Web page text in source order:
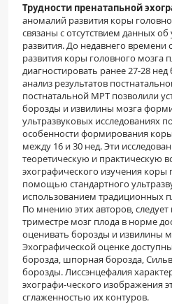
Трудности пренатапьной
аномалий развития коры
связаны с отсутствием данных об
развития. До недавнего времени
развития коры головного мозга
диагностировать ранее 27-28
анализ результатов
постнатальной МРТ позволили
борозды и извилины мозга
ультразвуковых исследованиях
особенности формирования
между 16 и 30 нед. Эти
теоретическую и практическую
эхографического изучения коры
помощью стандартного
использованием традиционных
По мнению этих авторов,
триместре мозг плода в норме
оценивать борозды и извилины
Эхографической оценке
борозда, шпорная борозда,
борозды. Лиссэнцефалия
эхографи-ческого изображения
сглаженностью их контуров.